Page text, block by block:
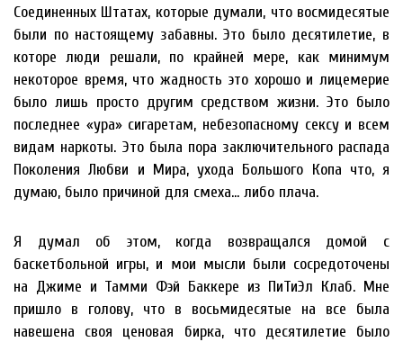
Соединенных Штатах, которые думали, что восмидесятые
были по настоящему забавны. Это было десятилетие, в
которе люди решали, по крайней мере, как минимум
некоторое время, что жадность это хорошо и лицемерие
было лишь просто другим средством жизни. Это было
последнее «ура» сигаретам, небезопасному сексу и всем
видам наркоты. Это была пора заключительного распада
Поколения Любви и Мира, ухода Большого Копа что, я
думаю, было причиной для смеха… либо плача.
Я думал об этом, когда возвращался домой с
баскетбольной игры, и мои мысли были сосредоточены
на Джиме и Тамми Фэй Баккере из ПиТиЭл Клаб. Мне
пришло в голову, что в восьмидесятые на все была
навешена своя ценовая бирка, что десятилетие было